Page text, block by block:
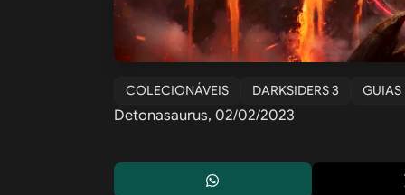
COLECIONÁVEIS DARKSIDERS 3 GUIAS
Detonasaurus, 02/02/2023